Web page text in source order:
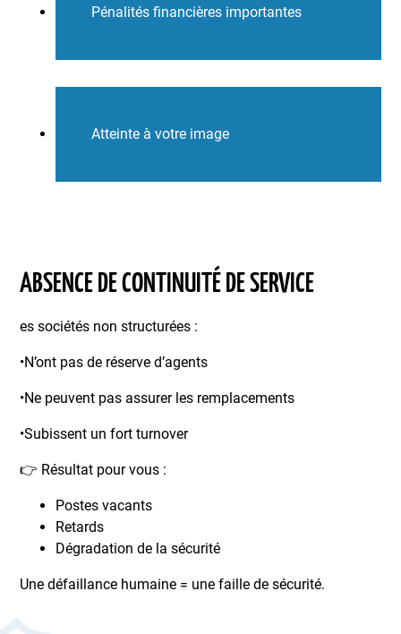
Pénalités financières importantes
Atteinte à votre image
ABSENCE DE CONTINUITÉ DE SERVICE
es sociétés non structurées :
•N’ont pas de réserve d’agents
•Ne peuvent pas assurer les remplacements
•Subissent un fort turnover
👉 Résultat pour vous :
Postes vacants
Retards
Dégradation de la sécurité
Une défaillance humaine = une faille de sécurité.